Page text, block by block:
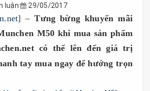
luận 29/05/2017
] –Tưng bừng khuyến mãi
M50 khi mua sản phẩm
có thể lên đến giá trị
tay mua ngay để hưởng trọn